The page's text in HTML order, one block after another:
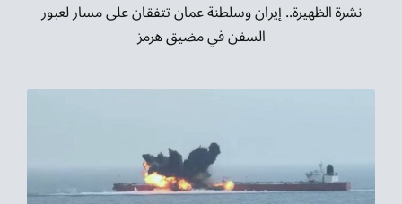
نشرة الظهيرة.. إيران وسلطنة عمان تتفقان على مسار لعبور
السفن في مضيق هرمز